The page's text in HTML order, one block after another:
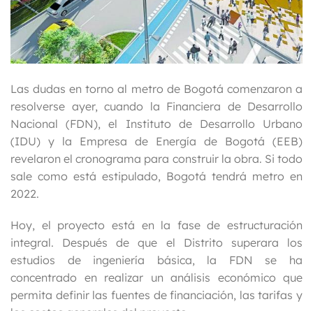
Las dudas en torno al metro de Bogotá comenzaron a
resolverse ayer, cuando la Financiera de Desarrollo
Nacional (FDN), el Instituto de Desarrollo Urbano
(IDU) y la Empresa de Energía de Bogotá (EEB)
revelaron el cronograma para construir la obra. Si todo
sale como está estipulado, Bogotá tendrá metro en
2022.
Hoy, el proyecto está en la fase de estructuración
integral. Después de que el Distrito superara los
estudios de ingeniería básica, la FDN se ha
concentrado en realizar un análisis económico que
permita definir las fuentes de financiación, las tarifas y